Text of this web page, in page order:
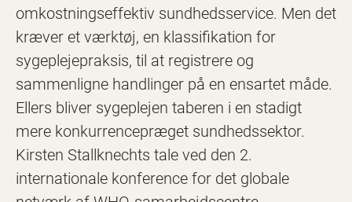
omkostningseffektiv sundhedsservice. Men det
kræver et værktøj, en klassifikation for
sygeplejepraksis, til at registrere og
sammenligne handlinger på en ensartet måde.
Ellers bliver sygeplejen taberen i en stadigt
mere konkurrencepræget sundhedssektor.
Kirsten Stallknechts tale ved den 2.
internationale konference for det globale